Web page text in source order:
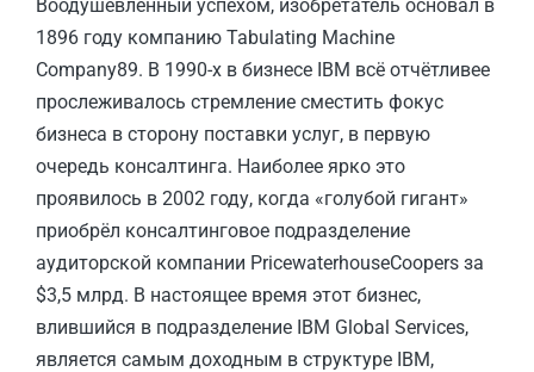
Воодушевлённый успехом, изобретатель основал в
1896 году компанию Tabulating Machine
Company89. В 1990-х в бизнесе IBM всё отчётливее
прослеживалось стремление сместить фокус
бизнеса в сторону поставки услуг, в первую
очередь консалтинга. Наиболее ярко это
проявилось в 2002 году, когда «голубой гигант»
приобрёл консалтинговое подразделение
аудиторской компании PricewaterhouseCoopers за
$3,5 млрд. В настоящее время этот бизнес,
влившийся в подразделение IBM Global Services,
является самым доходным в структуре IBM,